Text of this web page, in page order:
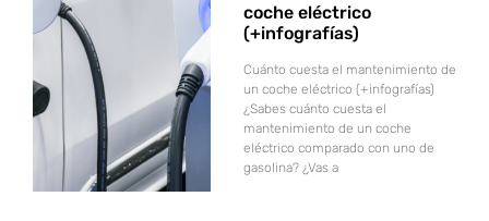
coche eléctrico
(+infografías)
Cuánto cuesta el mantenimiento de
un coche eléctrico (+infografías)
¿Sabes cuánto cuesta el
mantenimiento de un coche
eléctrico comparado con uno de
gasolina? ¿Vas a